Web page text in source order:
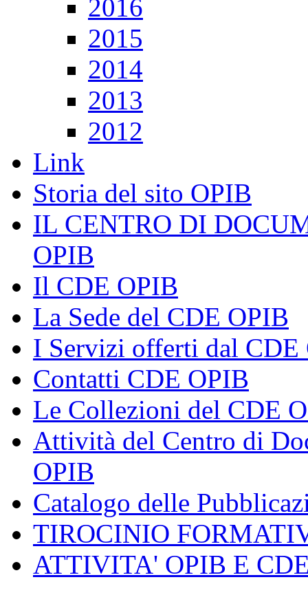
2016
2015
2014
2013
2012
Link
Storia del sito OPIB
IL CENTRO DI
OPIB
Il CDE OPIB
La Sede del CDE OPIB
I Servizi offerti dal CDE
Contatti CDE OPIB
Le Collezioni del CDE
Attività del Centro di
OPIB
Catalogo delle
TIROCINIO
ATTIVITA' OPIB E